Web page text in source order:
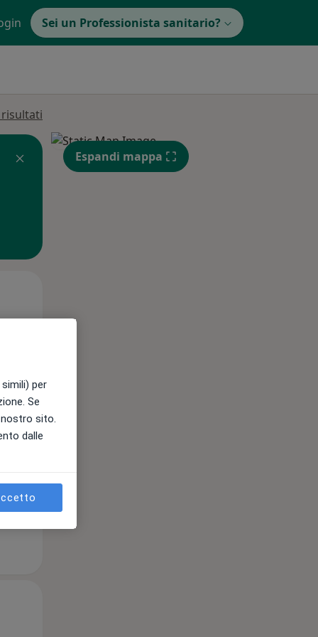
Sei un Professionista sanitario?
Espandi mappa
per
Se
sito.
dalle